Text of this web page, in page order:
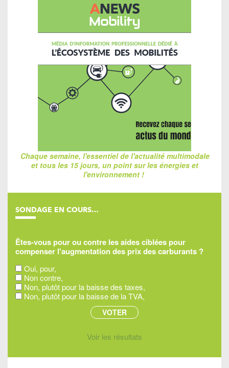
Chaque semaine, l'essentiel de l'actualité multimodale
et tous les 15 jours, un point sur les énergies et
l'environnement !
SONDAGE EN COURS…
Êtes-vous pour ou contre les aides ciblées pour
compenser l'augmentation des prix des carburants ?
Oui, pour,
Non contre,
Non, plutôt pour la baisse des taxes,
Non, plutôt pour la baisse de la TVA,
Voir les résultats